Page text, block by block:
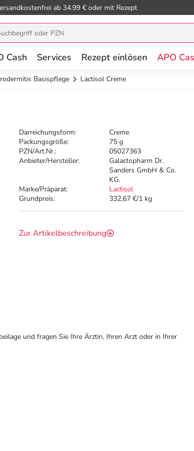
ab 34.99 € oder mit Rezept
Cash Services Rezept einlösen APO
Basispflege Lactisol Creme
Darreichungsform:
Creme
Packungsgröße:
75 g
PZN/Art.Nr.:
05027363
Anbieter/Hersteller:
Galactopharm Dr.
Sanders GmbH & Co.
KG.
Marke/Präparat:
Lactisol
Grundpreis:
332,67 €/1 kg
Zur Artikelbeschreibung
und fragen Sie Ihre Ärztin, Ihren Arzt oder in Ihrer